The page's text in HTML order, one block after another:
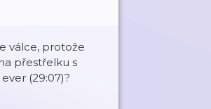
válce, protože
přestřelku s
(29:07)?